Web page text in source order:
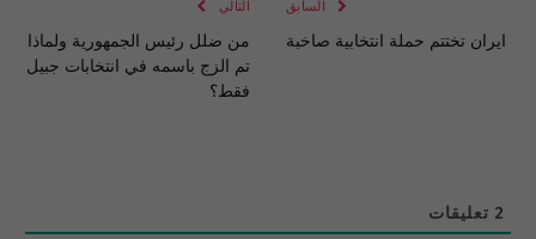
السابق
ايران تختتم حملة انتخابية صاخبة
التالي
من ضلل رئيس الجمهورية ولماذا
تم الزج باسمه في انتخابات جبيل
فقط؟
2 تعليقات